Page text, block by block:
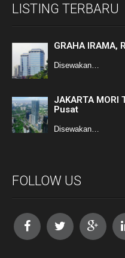
LISTING TERBARU
GRAHA IRAMA,
Disewakan…
JAKARTA MORI
Pusat
Disewakan…
FOLLOW US